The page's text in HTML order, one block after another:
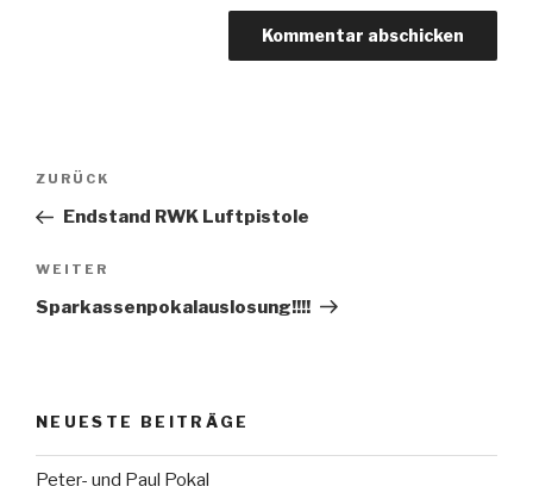
Beitragsnavigation
Vorheriger
Beitrag
ZURÜCK
Endstand RWK Luftpistole
Nächster
Beitrag
WEITER
Sparkassenpokalauslosung!!!!
NEUESTE BEITRÄGE
Peter- und Paul Pokal